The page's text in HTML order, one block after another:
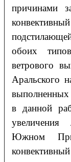
причинами
обоих
ветрового
Аральского
в данной
Южном